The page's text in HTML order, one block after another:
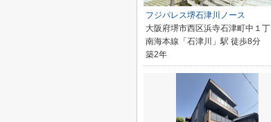
フジパレス堺石津川ノース
大阪府堺市西区浜寺石津町中１丁
南海本線「石津川」駅 徒歩8分
築2年